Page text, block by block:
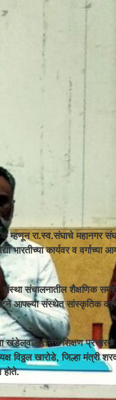
म्हणून रा.स्व.संघाचे महानगर
कार्यवर व वर्गाच्या
संस्था संचालनातील शैक्षणिक
आपल्या संस्थेत सांस्कृतिक
खंडेलवाल तसेच शिक्षण प्रसारक
खारोडे, जिल्हा मंत्री
होते.